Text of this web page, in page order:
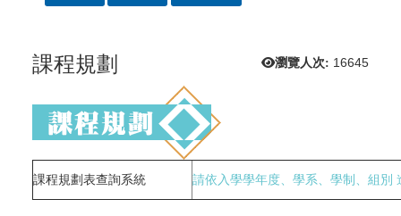
瀏覽人次: 16645
課程規劃
課程規劃表查詢系統 請依入學學年度、學系、學制、組別